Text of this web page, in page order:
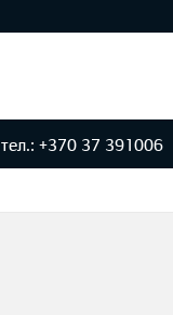
тел.: +370 37 391006